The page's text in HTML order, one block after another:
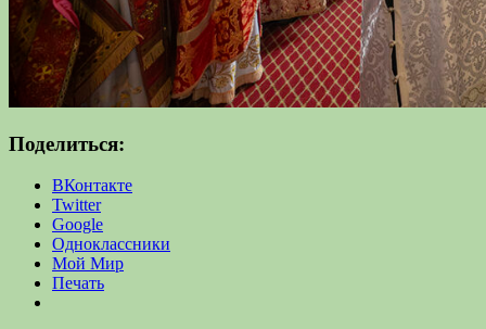
Поделиться:
ВКонтакте
Twitter
Google
Одноклассники
Мой Мир
Печать